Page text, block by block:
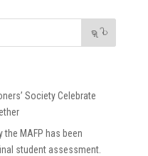
Society Celebrate
MAFP has been
student assessment.